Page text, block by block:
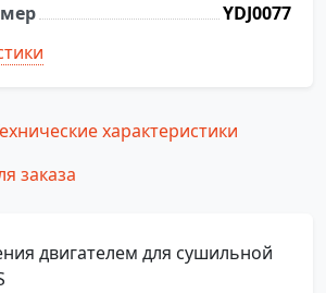
YDJ0077
характеристики
заказа
двигателем для сушильной